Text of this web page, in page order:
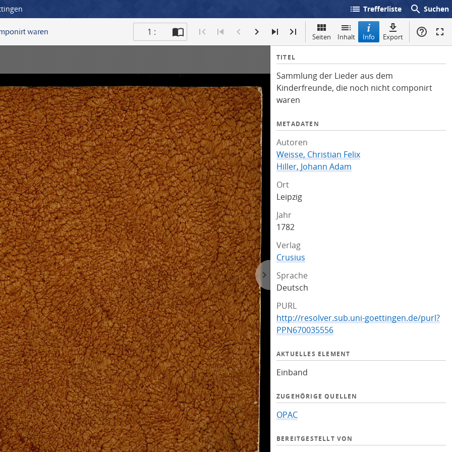
list Trefferliste search Suchen
waren 1 : Seiten Inhalt Info Export
I
f
o
TITEL
Sammlung der Lieder aus dem
Kinderfreunde, die noch nicht componirt
waren
METADATEN
Autoren
Weisse, Christian Felix
Hiller, Johann Adam
Ort
Leipzig
Jahr
1782
Verlag
Crusius
Sprache
Deutsch
PURL
http://resolver.sub.uni-goettingen.de/purl?
PPN670035556
AKTUELLES ELEMENT
Einband
ZUGEHÖRIGE QUELLEN
OPAC
BEREITGESTELLT VON